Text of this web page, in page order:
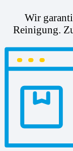
Wir
Reinigung.